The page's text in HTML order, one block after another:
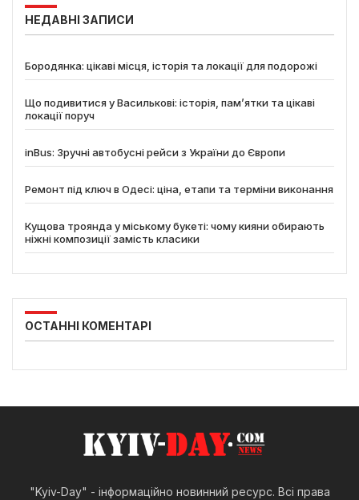
НЕДАВНІ ЗАПИСИ
Бородянка: цікаві місця, історія та локації для подорожі
Що подивитися у Василькові: історія, пам’ятки та цікаві
локації поруч
inBus: Зручні автобусні рейси з України до Європи
Ремонт під ключ в Одесі: ціна, етапи та терміни виконання
Кущова троянда у міському букеті: чому кияни обирають
ніжні композиції замість класики
ОСТАННІ КОМЕНТАРІ
"Kyiv-Day" - інформаційно новинний ресурс. Всі права